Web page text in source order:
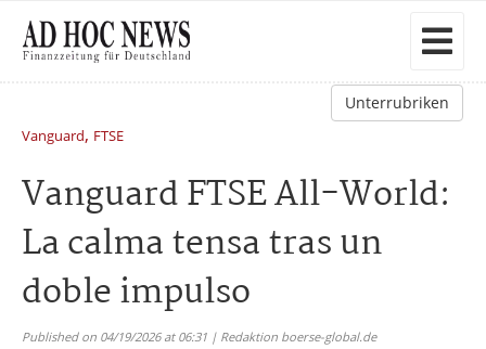
Unterrubriken
Vanguard, FTSE
Vanguard FTSE All-World:
La calma tensa tras un
doble impulso
Published on 04/19/2026 at 06:31 | Redaktion boerse-global.de